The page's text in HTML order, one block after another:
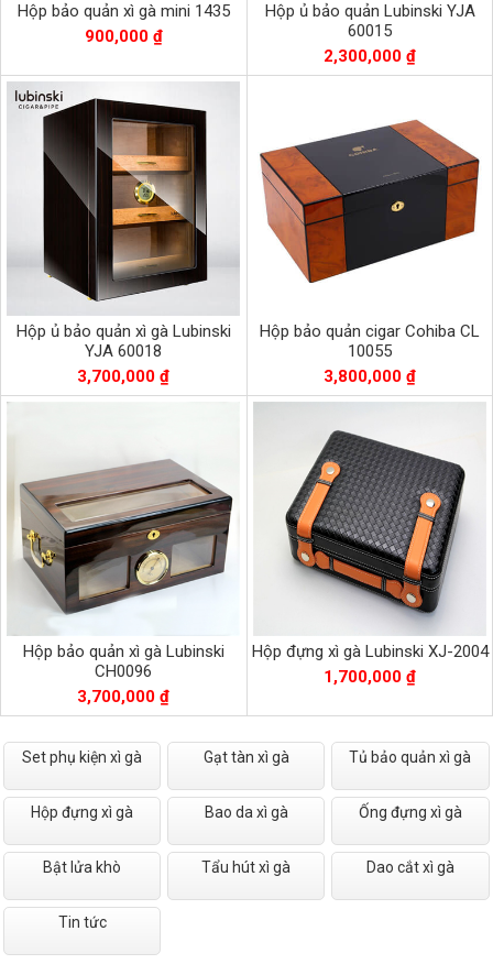
Hộp bảo quản xì gà mini 1435
900,000 ₫
Hộp ủ bảo quản Lubinski YJA
60015
2,300,000 ₫
Hộp ủ bảo quản xì gà Lubinski
YJA 60018
3,700,000 ₫
Hộp bảo quản cigar Cohiba CL
10055
3,800,000 ₫
Hộp bảo quản xì gà Lubinski
CH0096
3,700,000 ₫
Hộp đựng xì gà Lubinski XJ-2004
1,700,000 ₫
Set phụ kiện xì gà Gạt tàn xì gà Tủ bảo quản xì gà
Hộp đựng xì gà Bao da xì gà Ống đựng xì gà
Bật lửa khò Tẩu hút xì gà Dao cắt xì gà
Tin tức